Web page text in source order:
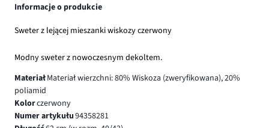
Informacje o produkcie
Sweter z lejącej mieszanki wiskozy czerwony
Modny sweter z nowoczesnym dekoltem.
MateriałMateriał wierzchni: 80% Wiskoza (zweryfikowana), 20%
poliamid
Kolorczerwony
Numer artykułu94358281